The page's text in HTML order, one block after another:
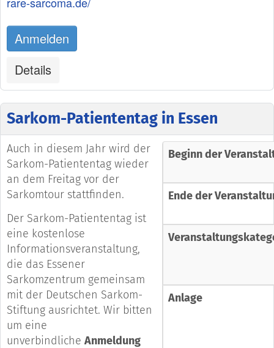
Anmelden
Details
Sarkom-Patiententag in Essen
Auch in diesem Jahr wird der
Sarkom-Patiententag wieder
an dem Freitag vor der
Sarkomtour stattfinden.
Der Sarkom-Patiententag ist
eine kostenlose
Informationsveranstaltung,
die das Essener
Sarkomzentrum gemeinsam
mit der Deutschen Sarkom-
Stiftung ausrichtet. Wir bitten
um eine
unverbindliche Anmeldung
Beginn der
Ende der
Anlage